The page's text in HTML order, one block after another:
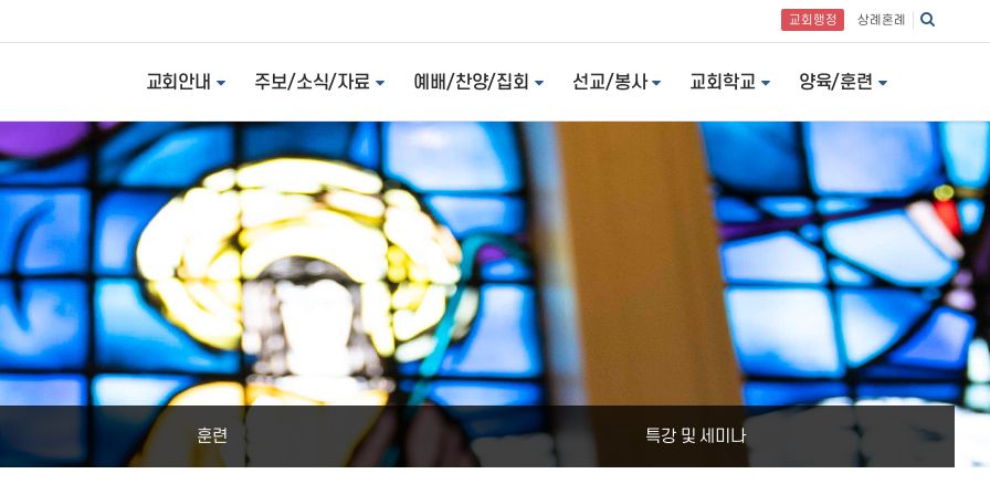
교회행정 상례혼례
교회안내 주보/소식/자료 예배/찬양/집회 선교/봉사 교회학교 양육/훈련
훈련 특강 및 세미나